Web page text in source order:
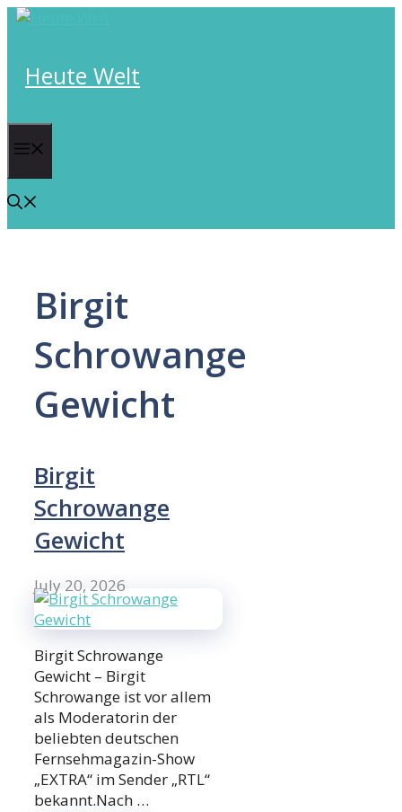
Skip
Heute Welt
Birgit
Schrowange
Gewicht
Birgit
Schrowange
Gewicht
July 20, 2026
Birgit Schrowange
Gewicht – Birgit
Schrowange ist vor allem
als Moderatorin der
beliebten deutschen
Fernsehmagazin-Show
„EXTRA“ im Sender „RTL“
bekannt.Nach …